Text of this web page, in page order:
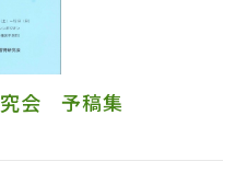
究会 予稿集